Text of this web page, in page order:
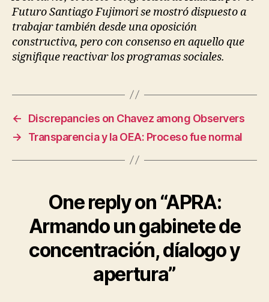
Futuro Santiago Fujimori se mostró dispuesto a
trabajar también desde una oposición
constructiva, pero con consenso en aquello que
signifique reactivar los programas sociales.
←
Discrepancies on Chavez among Observers
→
Transparencia y la OEA: Proceso fue normal
One reply on “APRA:
Armando un gabinete de
concentración, díalogo y
apertura”